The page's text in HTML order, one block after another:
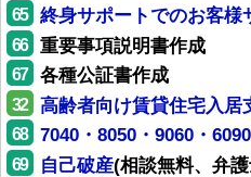
65 終身サポートでのお客様
66 重要事項説明書作成
67 各種公証書作成
32 高齢者向け賃貸住宅入居
68 7040・8050・9060・
69 自己破産(相談無料、弁